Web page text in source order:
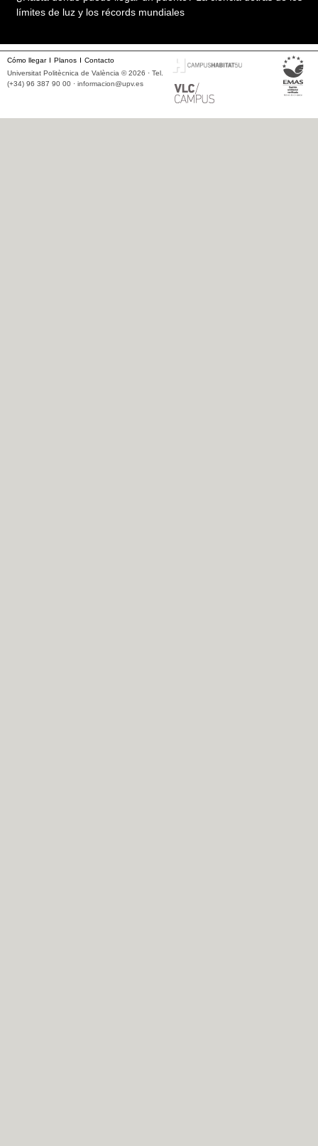
límites de luz y los récords mundiales
Cómo llegar Planos
Contacto
Universitat Politècnica de València © 2026 · Tel.
(+34) 96 387 90 00 · informacion@upv.es